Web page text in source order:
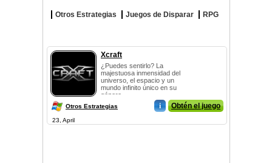
Otros Estrategias Juegos de Disparar RPG
Xcraft
¿Puedes sentirlo? La
majestuosa inmensidad del
universo, el espacio y un
mundo infinito único en su
género....
Otros Estrategias i Obtén el juego
23, April